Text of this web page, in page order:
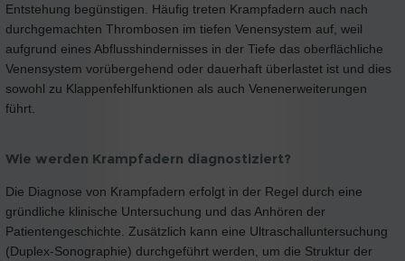
Entstehung begünstigen. Häufig treten Krampfadern auch nach
durchgemachten Thrombosen im tiefen Venensystem auf, weil
aufgrund eines Abflusshindernisses in der Tiefe das oberflächliche
Venensystem vorübergehend oder dauerhaft überlastet ist und dies
sowohl zu Klappenfehlfunktionen als auch Venenerweiterungen
führt.
Wie werden Krampfadern diagnostiziert?
Die Diagnose von Krampfadern erfolgt in der Regel durch eine
gründliche klinische Untersuchung und das Anhören der
Patientengeschichte. Zusätzlich kann eine Ultraschalluntersuchung
(Duplex-Sonographie) durchgeführt werden, um die Struktur der